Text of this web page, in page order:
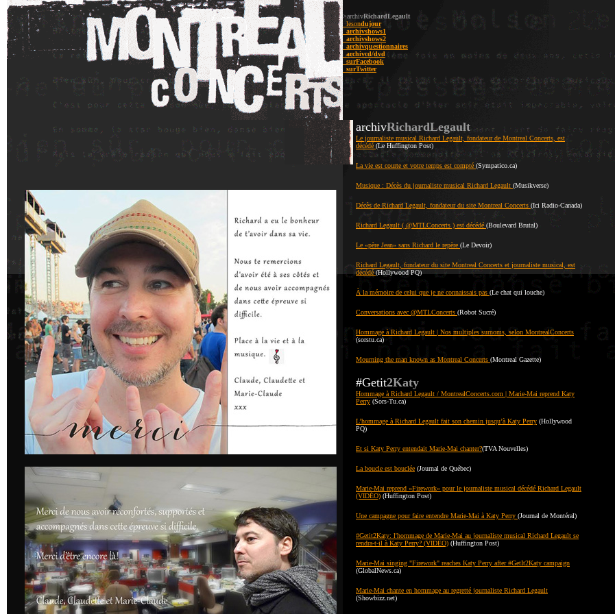
>archivRichardLegault
_lesondujour
_archivshows1
_archivshows2
_archivquestionnaires
_archivcd/dvd
_surFacebook
_surTwitter
archivRichardLegault
Le journaliste musical Richard Legault, fondateur de Montreal Concerts, est
décédé (Le Huffington Post)
La vie est courte et votre temps est compté (Sympatico.ca)
Musique : Décès du journaliste musical Richard Legault (Musikverse)
Décès de Richard Legault, fondateur du site Montreal Concerts (Ici Radio-Canada)
Richard Legault ( @MTLConcerts ) est décédé (Boulevard Brutal)
Le «père Jean» sans Richard le repère (Le Devoir)
Richard Legault, fondateur du site Montreal Concerts et journaliste musical, est
décédé (Hollywood PQ)
À la mémoire de celui que je ne connaissais pas (Le chat qui louche)
Conversations avec @MTLConcerts (Robot Sucré)
Hommage à Richard Legault | Nos multiples surnoms, selon MontrealConcerts
(sorstu.ca)
Mourning the man known as Montreal Concerts (Montreal Gazette)
#Getit2Katy
Hommage à Richard Legault / MontrealConcerts.com | Marie-Mai reprend Katy
Perry (Sors-Tu.ca)
L’hommage à Richard Legault fait son chemin jusqu’à Katy Perry (Hollywood
PQ)
Et si Katy Perry entendait Marie-Mai chanter?(TVA Nouvelles)
La boucle est bouclée (Journal de Québec)
Marie-Mai reprend «Firework» pour le journaliste musical décédé Richard Legault
(VIDÉO) (Huffington Post)
Une campagne pour faire entendre Marie-Mai à Katy Perry (Journal de Montéral)
#Getit2Katy: l'hommage de Marie-Mai au journaliste musical Richard Legault se
rendra-t-il à Katy Perry? (VIDÉO) (Huffington Post)
Marie-Mai singing "Firework" reaches Katy Perry after #GetIt2Katy campaign
(GlobalNews.ca)
Marie-Mai chante en hommage au regretté journaliste Richard Legault
(Showbizz.net)